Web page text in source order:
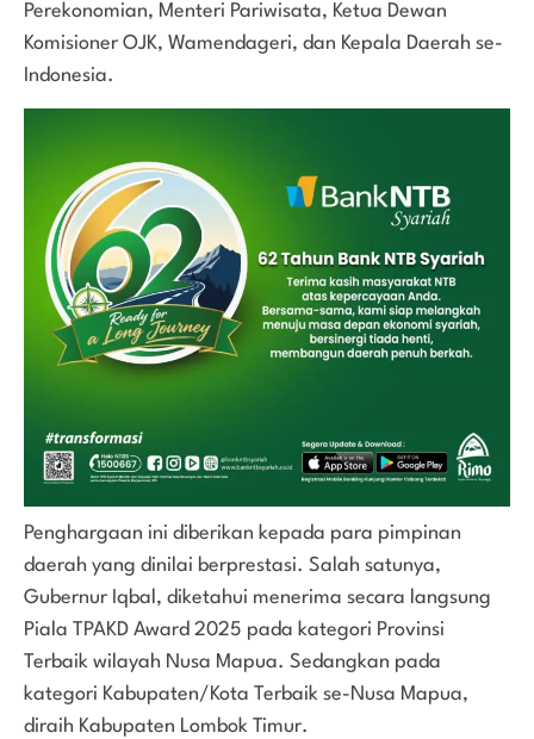
Perekonomian, Menteri Pariwisata, Ketua Dewan
Komisioner OJK, Wamendageri, dan Kepala Daerah se-
Indonesia.
Penghargaan ini diberikan kepada para pimpinan
daerah yang dinilai berprestasi. Salah satunya,
Gubernur Iqbal, diketahui menerima secara langsung
Piala TPAKD Award 2025 pada kategori Provinsi
Terbaik wilayah Nusa Mapua. Sedangkan pada
kategori Kabupaten/Kota Terbaik se-Nusa Mapua,
diraih Kabupaten Lombok Timur.